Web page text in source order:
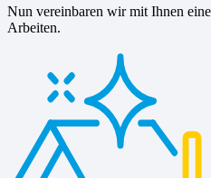
Nun vereinbaren wir mit Ihnen
Arbeiten.